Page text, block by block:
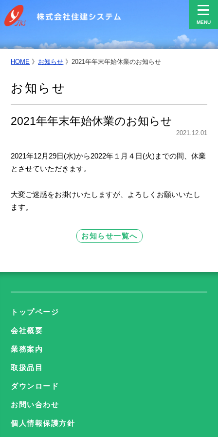
HOME 》 お知らせ 》2021年年末年始休業のお知らせ
お知らせ
2021年年末年始休業のお知らせ
2021.12.01
2021年12月29日(水)から2022年１月４日(火)までの間、休業
とさせていただきます。
大変ご迷惑をお掛けいたしますが、よろしくお願いいたし
ます。
お知らせ一覧へ
トップページ
会社概要
業務案内
取扱品目
ダウンロード
お問い合わせ
個人情報保護方針
MENU